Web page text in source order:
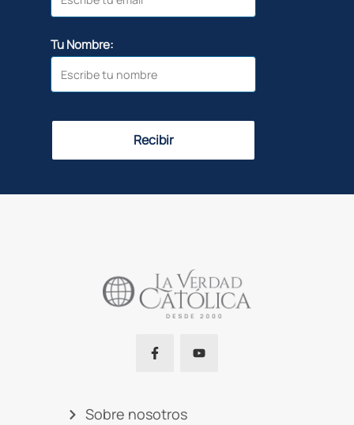
Tu Nombre:
Recibir
Sobre nosotros